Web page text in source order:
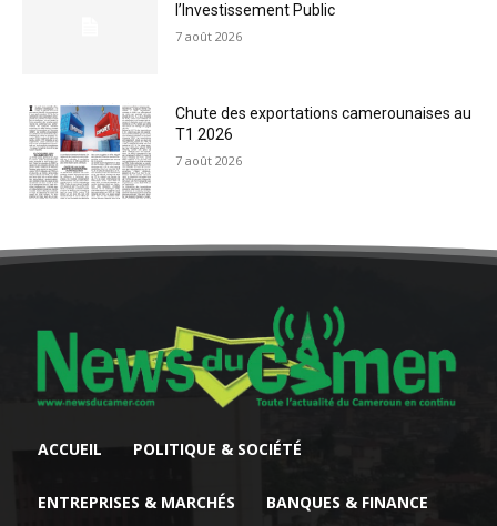
l’Investissement Public
7 août 2026
Chute des exportations camerounaises au
T1 2026
7 août 2026
ACCUEIL POLITIQUE & SOCIÉTÉ
ENTREPRISES & MARCHÉS BANQUES & FINANCE